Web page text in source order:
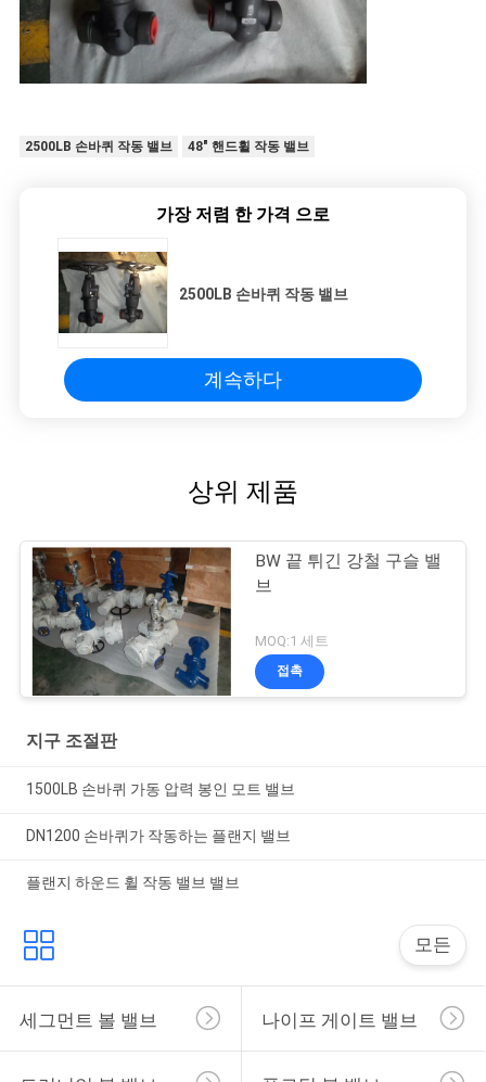
2500LB 손바퀴 작동 밸브 48" 핸드휠 작동 밸브
가장 저렴 한 가격 으로
2500LB 손바퀴 작동 밸브
계속하다
상위 제품
BW 끝 튀긴 강철 구슬 밸
브
MOQ:1 세트
접촉
지구 조절판
1500LB 손바퀴 가동 압력 봉인 모트 밸브
DN1200 손바퀴가 작동하는 플랜지 밸브
플랜지 하운드 휠 작동 밸브 밸브
모든
세그먼트 볼 밸브 나이프 게이트 밸브